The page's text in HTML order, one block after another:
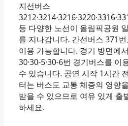
지선버스
등 다양한 노선이 올림픽공원
를 지나갑니다. 간선버스 371
이용 가능합니다. 경기 방면에
30·30-5·30-6번 경기버스를 이
수 있습니다. 공연 시작 1시간
터는 버스도 교통 체증의 영향을
받을 수 있으므로 여유 있게 출
하세요.